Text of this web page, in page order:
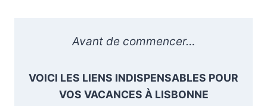
Avant de commencer…
VOICI LES LIENS INDISPENSABLES POUR
VOS VACANCES À LISBONNE